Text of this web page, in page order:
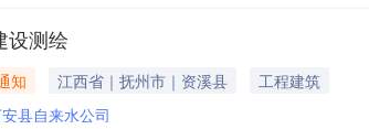
设测绘
知 江西省｜抚州市｜资溪县
工程建筑
县自来水公司